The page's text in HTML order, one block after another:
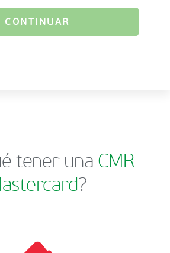
CONTINUAR
tener una CMR
?